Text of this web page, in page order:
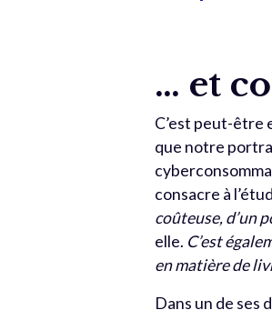
… et
C’est peut-être
que notre
consacre à
coûteuse, d’un
elle. C’est
en matière de
Dans un de ses